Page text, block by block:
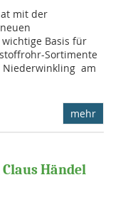
mit der
Basis für
Sortimente
 am
mehr
Händel